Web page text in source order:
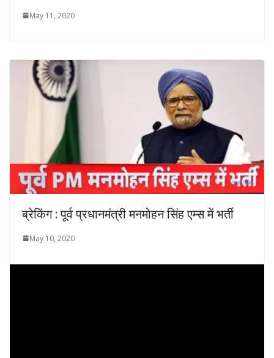
May 11, 2020
ब्रेकिंग : पूर्व प्रधानमंत्री मनमोहन सिंह एम्स में भर्ती
May 10, 2020